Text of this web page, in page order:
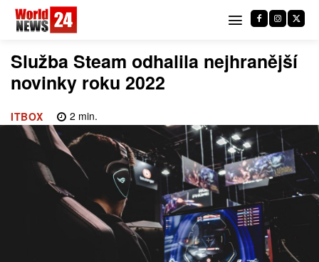
Služba Steam odhalila nejhranější
novinky roku 2022
ITBOX 2 min.